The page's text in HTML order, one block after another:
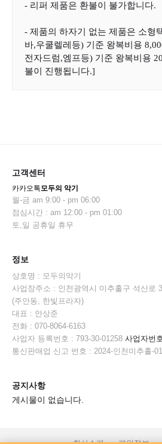
- 리퍼 제품은 환불이 불가합니다.
- 제품의 하자기 없는 제품은 소형
바,우쿨렐레등) 기준 왕복비용
전자드럼,엠프등) 기준 왕복비용
불이 진행됩니다.]
고객센터
카카오톡모두의 악기
월-금 am 9:00 - pm 06:00
점심시간 : am 12:00 - pm 01:00
토,일 공휴일 휴무
정보
상호명 : 모두의악기
사업장주소 : 인천광역시 미추홀구 석산로
(주안동, 한빛프라자)
대표 : 안상준
전화 : 070-8064-6163
사업자 등록번호 : 793-30-01258 사업자번
통신판매업 신고 번호 : 2024-인천미추홀-
공지사항
게시물이 없습니다.